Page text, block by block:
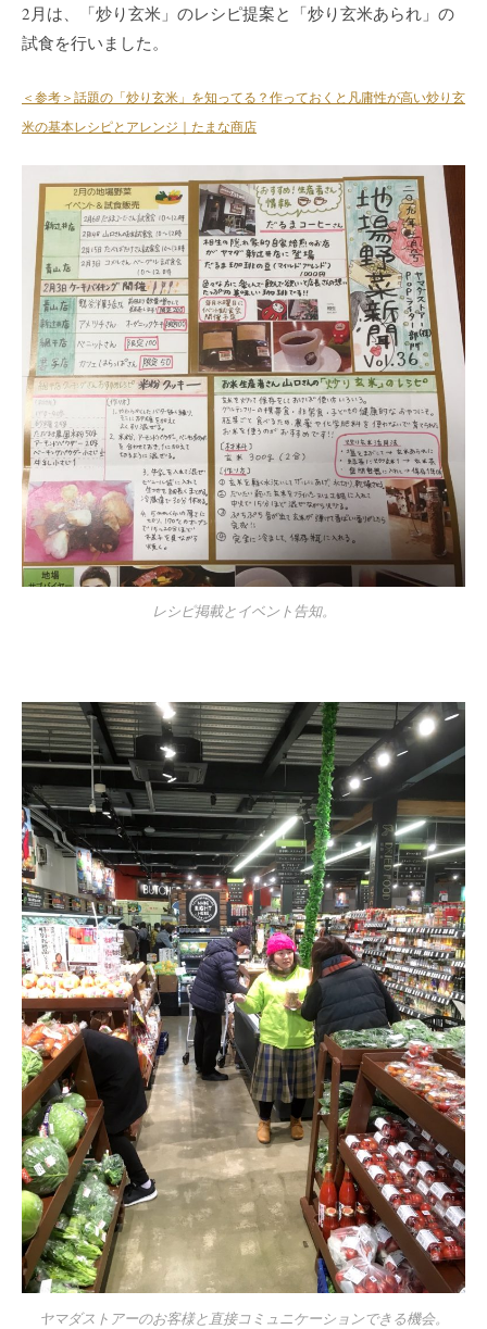
2月は、「炒り玄米」のレシピ提案と「炒り玄米あられ」の
試食を行いました。
＜参考＞話題の「炒り玄米」を知ってる？作っておくと凡庸性が高い炒り玄
米の基本レシピとアレンジ｜たまな商店
レシピ掲載とイベント告知。
ヤマダストアーのお客様と直接コミュニケーションできる機会。